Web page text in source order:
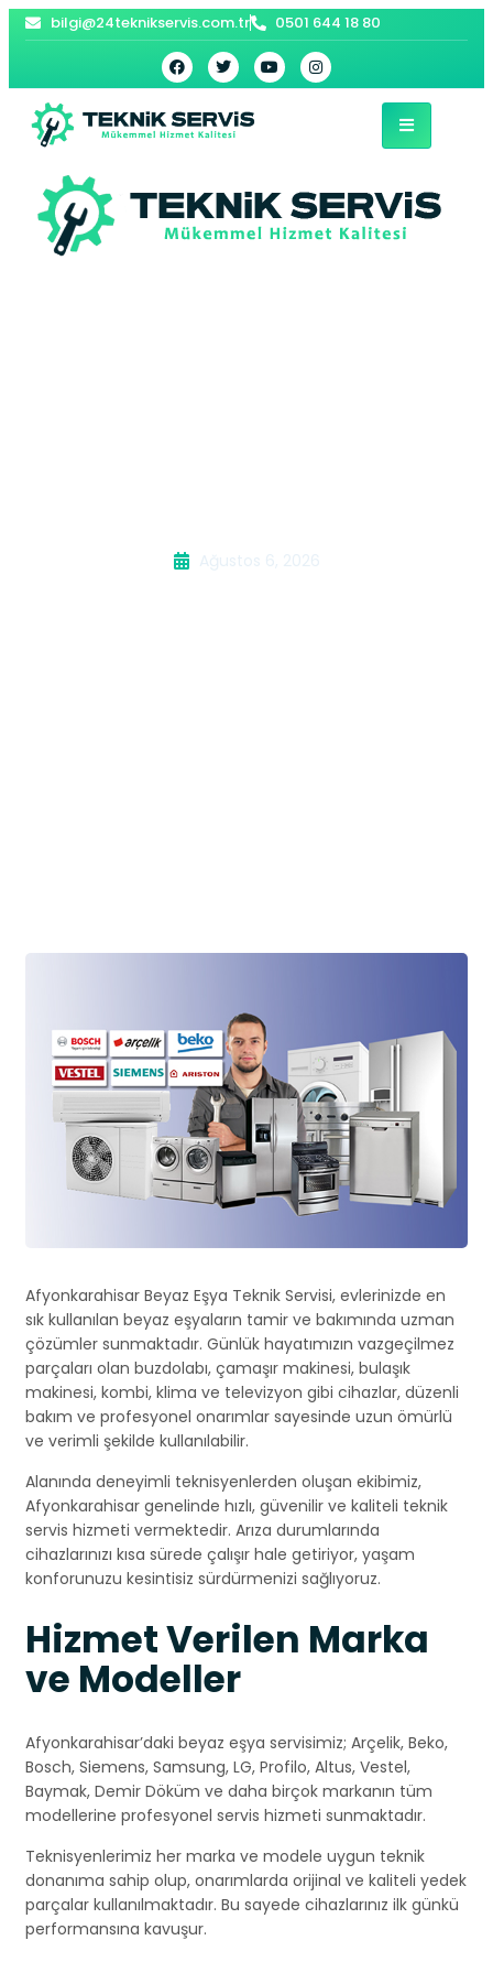
bilgi@24teknikservis.com.tr 0501 644 18 80
Ağustos 6, 2026
Afyonkarahisar Beyaz Eşya Teknik Servisi, evlerinizde en
sık kullanılan beyaz eşyaların tamir ve bakımında uzman
çözümler sunmaktadır. Günlük hayatımızın vazgeçilmez
parçaları olan buzdolabı, çamaşır makinesi, bulaşık
makinesi, kombi, klima ve televizyon gibi cihazlar, düzenli
bakım ve profesyonel onarımlar sayesinde uzun ömürlü
ve verimli şekilde kullanılabilir.
Alanında deneyimli teknisyenlerden oluşan ekibimiz,
Afyonkarahisar genelinde hızlı, güvenilir ve kaliteli teknik
servis hizmeti vermektedir. Arıza durumlarında
cihazlarınızı kısa sürede çalışır hale getiriyor, yaşam
konforunuzu kesintisiz sürdürmenizi sağlıyoruz.
Hizmet Verilen Marka
ve Modeller
Afyonkarahisar’daki beyaz eşya servisimiz; Arçelik, Beko,
Bosch, Siemens, Samsung, LG, Profilo, Altus, Vestel,
Baymak, Demir Döküm ve daha birçok markanın tüm
modellerine profesyonel servis hizmeti sunmaktadır.
Teknisyenlerimiz her marka ve modele uygun teknik
donanıma sahip olup, onarımlarda orijinal ve kaliteli yedek
parçalar kullanılmaktadır. Bu sayede cihazlarınız ilk günkü
performansına kavuşur.